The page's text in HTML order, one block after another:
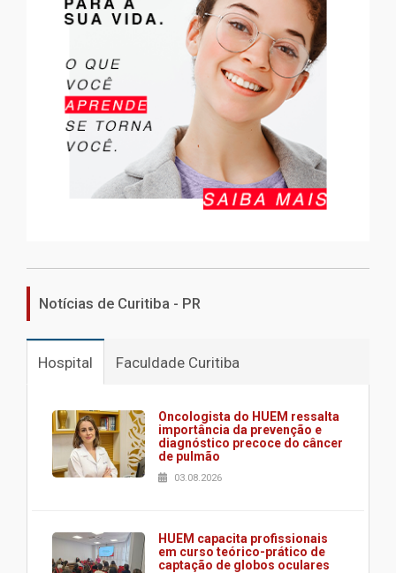
Notícias de Curitiba - PR
Hospital Faculdade Curitiba
Oncologista do HUEM ressalta
importância da prevenção e
diagnóstico precoce do câncer
de pulmão
03.08.2026
HUEM capacita profissionais
em curso teórico-prático de
captação de globos oculares